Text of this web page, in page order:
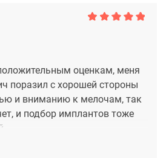
оценкам, меня
поразил с хорошей стороны
и вниманию к мелочам, так
и подбор имплантов тоже